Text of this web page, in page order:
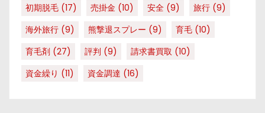
初期脱毛 (17) 売掛金 (10) 安全 (9) 旅行 (9)
海外旅行 (9) 熊撃退スプレー (9) 育毛 (10)
育毛剤 (27) 評判 (9) 請求書買取 (10)
資金繰り (11) 資金調達 (16)